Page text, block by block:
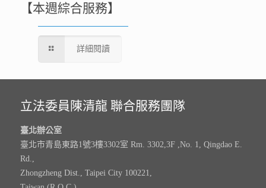
【本週綜合服務】
詳細閱讀
立法委員陳清龍 聯合服務團隊
臺北辦公室
臺北市青島東路1號3樓3302室 Rm. 3302,3F ,No. 1, Qingdao E.
Rd.,
Zhongzheng Dist., Taipei City 100221,